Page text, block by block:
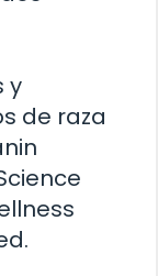
y
de raza